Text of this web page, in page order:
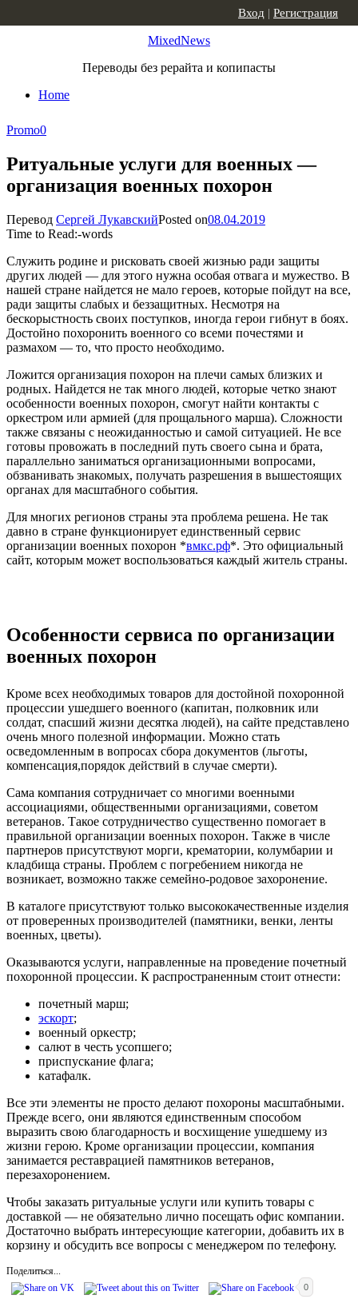
MixedNews
Переводы без рерайта и копипасты
Home
Вход | Регистрация
Promo0
Ритуальные услуги для военных —
организация военных похорон
Перевод Сергей ЛукавскийPosted on08.04.2019
Time to Read:-words
Служить родине и рисковать своей жизнью ради защиты
других людей — для этого нужна особая отвага и мужество. В
нашей стране найдется не мало героев, которые пойдут на все,
ради защиты слабых и беззащитных. Несмотря на
бескорыстность своих поступков, иногда герои гибнут в боях.
Достойно похоронить военного со всеми почестями и
размахом — то, что просто необходимо.
Ложится организация похорон на плечи самых близких и
родных. Найдется не так много людей, которые четко знают
особенности военных похорон, смогут найти контакты с
оркестром или армией (для прощального марша). Сложности
также связаны с неожиданностью и самой ситуацией. Не все
готовы провожать в последний путь своего сына и брата,
параллельно заниматься организационными вопросами,
обзванивать знакомых, получать разрешения в вышестоящих
органах для масштабного события.
Для многих регионов страны эта проблема решена. Не так
давно в стране функционирует единственный сервис
организации военных похорон *вмкс.рф*. Это официальный
сайт, которым может воспользоваться каждый житель страны.
Особенности сервиса по организации
военных похорон
Кроме всех необходимых товаров для достойной похоронной
процессии ушедшего военного (капитан, полковник или
солдат, спасший жизни десятка людей), на сайте представлено
очень много полезной информации. Можно стать
осведомленным в вопросах сбора документов (льготы,
компенсация,порядок действий в случае смерти).
Сама компания сотрудничает со многими военными
ассоциациями, общественными организациями, советом
ветеранов. Такое сотрудничество существенно помогает в
правильной организации военных похорон. Также в числе
партнеров присутствуют морги, крематории, колумбарии и
кладбища страны. Проблем с погребением никогда не
возникает, возможно также семейно-родовое захоронение.
В каталоге присутствуют только высококачественные изделия
от проверенных производителей (памятники, венки, ленты
военных, цветы).
Оказываются услуги, направленные на проведение почетный
похоронной процессии. К распространенным стоит отнести:
почетный марш;
эскорт;
военный оркестр;
салют в честь усопшего;
приспускание флага;
катафалк.
Все эти элементы не просто делают похороны масштабными.
Прежде всего, они являются единственным способом
выразить свою благодарность и восхищение ушедшему из
жизни герою. Кроме организации процессии, компания
занимается реставрацией памятников ветеранов,
перезахоронением.
Чтобы заказать ритуальные услуги или купить товары с
доставкой — не обязательно лично посещать офис компании.
Достаточно выбрать интересующие категории, добавить их в
корзину и обсудить все вопросы с менеджером по телефону.
Поделиться...
0